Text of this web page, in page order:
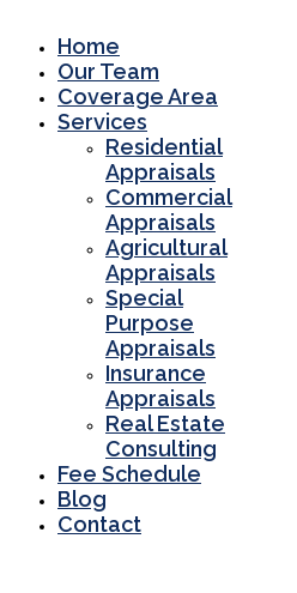
Home
Our Team
Coverage Area
Services
Residential
Appraisals
Commercial
Appraisals
Agricultural
Appraisals
Special
Purpose
Appraisals
Insurance
Appraisals
Real Estate
Consulting
Fee Schedule
Blog
Contact